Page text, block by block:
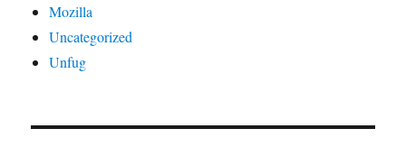
Mozilla
Uncategorized
Unfug